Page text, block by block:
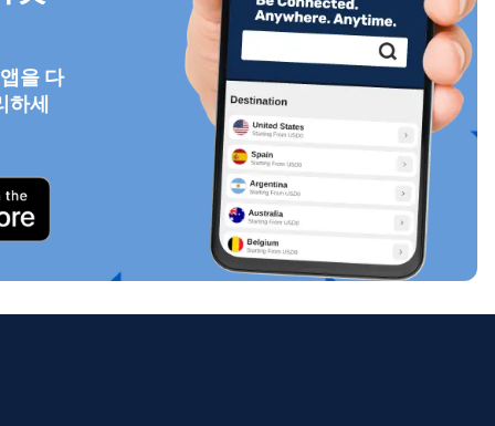
팝업 닫기
을 다
하세